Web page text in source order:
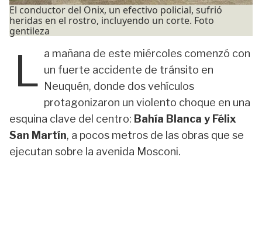
El conductor del Onix, un efectivo policial, sufrió
heridas en el rostro, incluyendo un corte. Foto
gentileza
L a mañana de este miércoles comenzó con
un fuerte accidente de tránsito en
Neuquén, donde dos vehículos
protagonizaron un violento choque en una
esquina clave del centro: Bahía Blanca y Félix
San Martín, a pocos metros de las obras que se
ejecutan sobre la avenida Mosconi.